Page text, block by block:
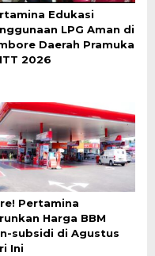
Edukasi
LPG Aman di
Daerah Pramuka
2026
Pertamina
Harga BBM
subsidi di Agustus
Ini